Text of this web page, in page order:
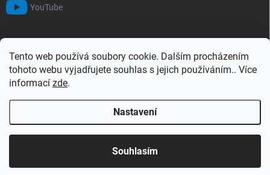
Tento web používá soubory cookie. Dalším procházením
tohoto webu vyjadřujete souhlas s jejich používáním.. Více
informací zde.
Nastavení
Souhlasím
YouTube
Hledat
Copyright 2026Hornshop. Všechna práva vyhrazena.Upravit nastavení
cookies